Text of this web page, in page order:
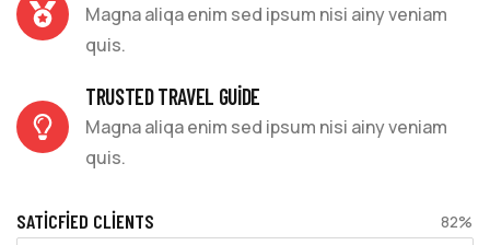
Magna aliqa enim sed ipsum nisi ainy veniam
quis.
TRUSTED TRAVEL GUIDE
Magna aliqa enim sed ipsum nisi ainy veniam
quis.
SATICFIED CLIENTS 82%